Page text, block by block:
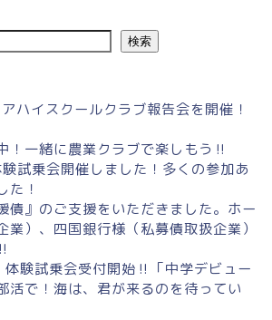
検索
ハイスクールクラブ報告会を開催！
！一緒に農業クラブで楽しもう‼
試乗会開催しました！多くの参加あ
た！
債』のご支援をいただきました。ホー
業）、四国銀行様（私募債取扱企業）
体験試乗会受付開始‼「中学デビュー
活で！海は、君が来るのを待ってい